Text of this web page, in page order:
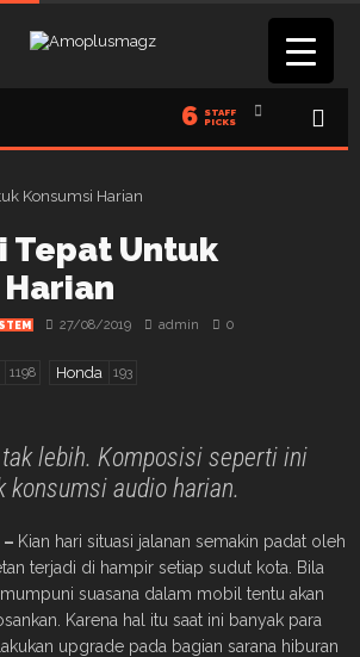
6 STAFF
PICKS
Tepat Untuk
27/08/2019 admin 0
1198 Honda 193
tak lebih. Komposisi seperti ini
konsumsi audio harian.
Kian hari situasi jalanan semakin padat oleh
terjadi di hampir setiap sudut kota. Bila
suasana dalam mobil tentu akan
Karena hal itu saat ini banyak para
upgrade pada bagian sarana hiburan